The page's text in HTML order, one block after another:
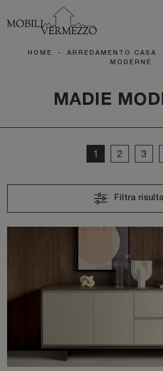
HOME - ARREDAMENTO CASA
MODERNE
MADIE
1 2 3
Filtra